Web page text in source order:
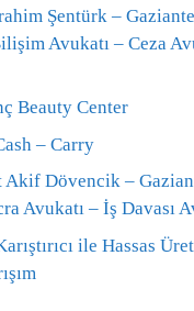
Şentürk –
Avukatı – Ceza
Beauty Center
– Carry
Akif Dövencik –
Avukatı – İş Davası
ile Hassas